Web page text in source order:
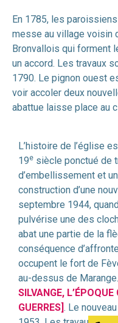
En 1785, les
messe au village voisin
Bronvallois qui forment
un accord. Les travaux
1790. Le pignon ouest
voir accoler deux
abattue laisse place au
L’histoire de l’église
19e siècle ponctué de
d’embellissement et
construction d’une
septembre 1944,
pulvérise une des
abat une partie de la
conséquence
occupent le fort de
au-dessus de Marange.
SILVANGE,
GUERRES] . Le